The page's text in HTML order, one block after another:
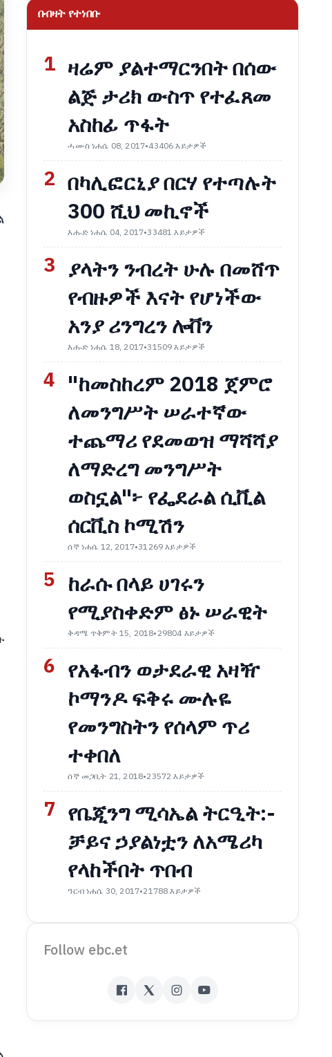
በብዛት የተነበቡ
1 ዛሬም ያልተማርንበት በሰው
ልጅ ታሪክ ውስጥ የተፈጸመ
አስከፊ ጥፋት
ሓሙስ ነሐሴ 08, 2017•43406 እይታዎች
2 በካሊፎርኒያ በርሃ የተጣሉት
300 ሺህ መኪኖች
እሑድ ነሐሴ 04, 2017•33481 እይታዎች
3 ያላትን ንብረት ሁሉ በመሸጥ
የብዙዎች እናት የሆነችው
አንያ ሪንግረን ሎቨን
እሑድ ነሐሴ 18, 2017•31509 እይታዎች
4 "ከመስከረም 2018 ጀምሮ
ለመንግሥት ሠራተኛው
ተጨማሪ የደመወዝ ማሻሻያ
ለማድረግ መንግሥት
ወስኗል"፦ የፌደራል ሲቪል
ሰርቪስ ኮሚሽን
ሰኞ ነሐሴ 12, 2017•31269 እይታዎች
5 ከራሱ በላይ ሀገሩን
የሚያስቀድም ፅኑ ሠራዊት
ቅዳሜ ጥቅምት 15, 2018•29804 እይታዎች
6 የአፋብን ወታደራዊ አዛዥ
ኮማንዶ ፍቅሩ ሙሉዬ
የመንግስትን የሰላም ጥሪ
ተቀበለ
ሰኞ መጋቢት 21, 2018•23572 እይታዎች
7 የቤጂንግ ሚሳኤል ትርዒት:-
ቻይና ኃያልነቷን ለአሜሪካ
የላከችበት ጥበብ
ዓርብ ነሐሴ 30, 2017•21788 እይታዎች
Follow ebc.et